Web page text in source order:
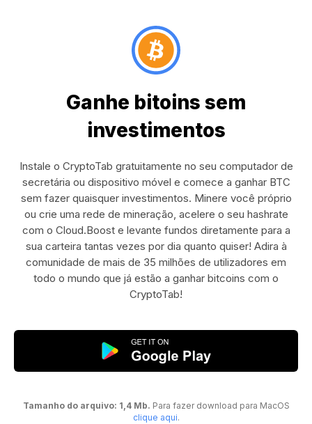
Ganhe bitoins sem
investimentos
Instale o CryptoTab gratuitamente no seu computador de
secretária ou dispositivo móvel e comece a ganhar BTC
sem fazer quaisquer investimentos. Minere você próprio
ou crie uma rede de mineração, acelere o seu hashrate
com o Cloud.Boost e levante fundos diretamente para a
sua carteira tantas vezes por dia quanto quiser! Adira à
comunidade de mais de 35 milhões de utilizadores em
todo o mundo que já estão a ganhar bitcoins com o
CryptoTab!
Tamanho do arquivo: 1,4 Mb. Para fazer download para MacOS
clique aqui.